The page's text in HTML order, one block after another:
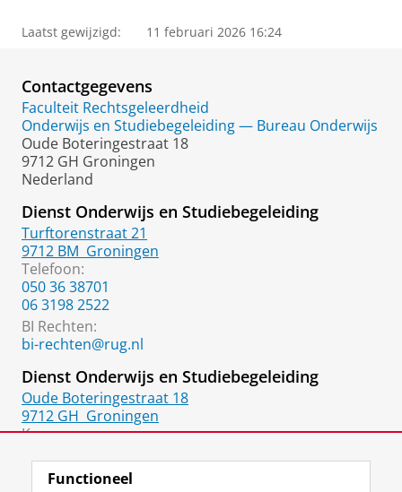
Laatst gewijzigd: 11 februari 2026 16:24
Contactgegevens
Faculteit Rechtsgeleerdheid
Onderwijs en Studiebegeleiding — Bureau Onderwijs
Oude Boteringestraat 18
9712 GH Groningen
Nederland
Dienst Onderwijs en Studiebegeleiding
Turftorenstraat 21
9712 BM Groningen
Telefoon:
050 36 38701
06 3198 2522
BI Rechten:
bi-rechten@rug.nl
Dienst Onderwijs en Studiebegeleiding
Oude Boteringestraat 18
9712 GH Groningen
Kamer:
Functioneel